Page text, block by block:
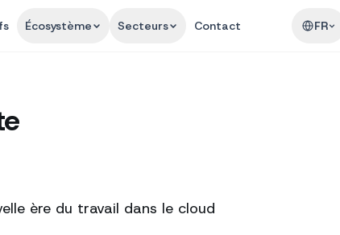
Écosystème Secteurs Contact FR
ère du travail dans le cloud